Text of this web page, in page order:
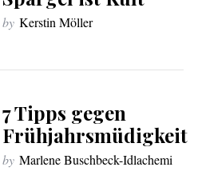
by Kerstin Möller
7 Tipps gegen
Frühjahrsmüdigkeit
by Marlene Buschbeck-Idlachemi